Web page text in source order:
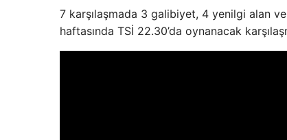
7 karşılaşmada 3 galibiyet, 4 yenilgi alan
haftasında TSİ 22.30’da oynanacak